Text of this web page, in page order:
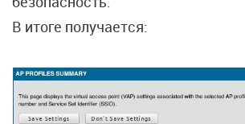
В итоге получается: